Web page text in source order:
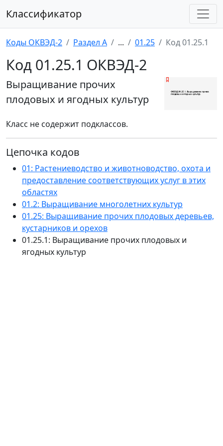
Классификатор
Коды ОКВЭД-2 Раздел A ... 01.25 Код 01.25.1
Код 01.25.1 ОКВЭД-2
Выращивание прочих
плодовых и ягодных культур
Класс не содержит подклассов.
Цепочка кодов
01: Растениеводство и животноводство, охота и
предоставление соответствующих услуг в этих
областях
01.2: Выращивание многолетних культур
01.25: Выращивание прочих плодовых деревьев,
кустарников и орехов
01.25.1: Выращивание прочих плодовых и
ягодных культур